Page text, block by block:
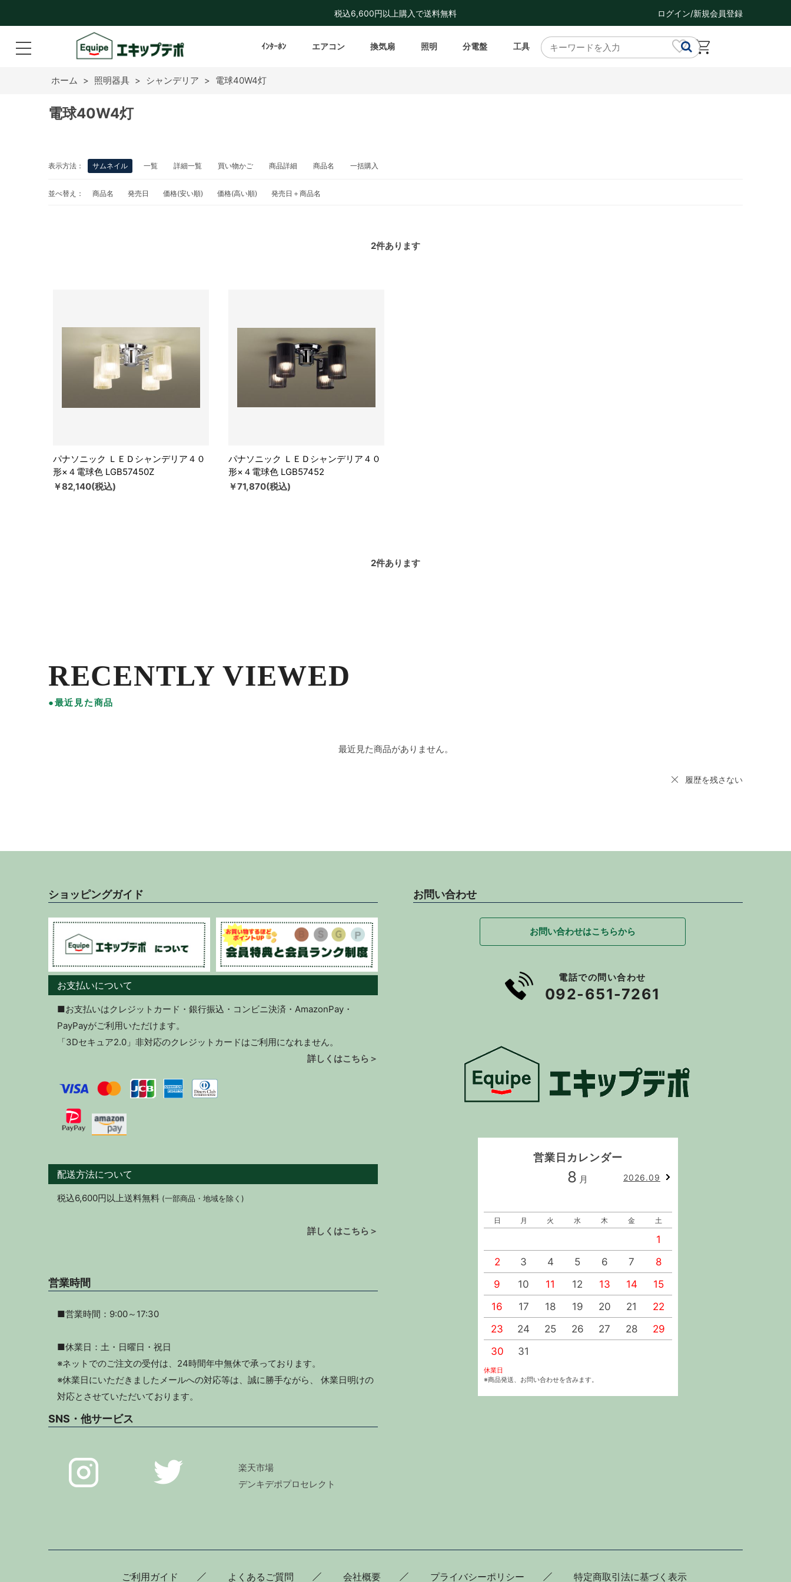
税込6,600円以上購入で送料無料 ログイン/新規会員登録
ｲﾝﾀｰﾎﾝ エアコン 換気扇 照明 分電盤 工具
ホーム > 照明器具 > シャンデリア > 電球40W4灯
電球40W4灯
表示方法： サムネイル 一覧 詳細一覧 買い物かご 商品詳細 商品名 一括購入
並べ替え： 商品名 発売日 価格(安い順) 価格(高い順) 発売日＋商品名
2件あります
パナソニック ＬＥＤシャンデリア４０
形×４電球色 LGB57450Z
￥82,140(税込)
パナソニック ＬＥＤシャンデリア４０
形×４電球色 LGB57452
￥71,870(税込)
2件あります
RECENTLY VIEWED
●最近見た商品
最近見た商品がありません。
履歴を残さない
ショッピングガイド
お支払いについて
■お支払いはクレジットカード・銀行振込・コンビニ決済・AmazonPay・
PayPayがご利用いただけます。
「3Dセキュア2.0」非対応のクレジットカードはご利用になれません。
詳しくはこちら＞
配送方法について
税込6,600円以上送料無料 (一部商品・地域を除く)
詳しくはこちら＞
営業時間
■営業時間：9:00～17:30
■休業日：土・日曜日・祝日
※ネットでのご注文の受付は、24時間年中無休で承っております。
※休業日にいただきましたメールへの対応等は、誠に勝手ながら、 休業日明けの
対応とさせていただいております。
SNS・他サービス
楽天市場
デンキデポプロセレクト
お問い合わせ
お問い合わせはこちらから
電話での問い合わせ
092-651-7261
営業日カレンダー
8 月 2026.09
日 月 火 水 木 金 土
1
2
3 4 5 6 7
8
9
10 11 12 13 14
15
16
17 18 19 20 21
22
23
24 25 26 27 28
29
30
31
休業日
※商品発送、お問い合わせを含みます。
ご利用ガイド よくあるご質問 会社概要 プライバシーポリシー 特定商取引法に基づく表示